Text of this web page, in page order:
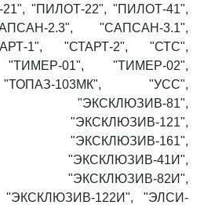
"ПИЛОТ-22", "ПИЛОТ-41",
2.3", "САПСАН-3.1",
1", "СТАРТ-2", "СТС",
01", "ТИМЕР-02",
103МК", "УСС",
"ЭКСКЛЮЗИВ-81",
"ЭКСКЛЮЗИВ-121",
"ЭКСКЛЮЗИВ-161",
"ЭКСКЛЮЗИВ-41И",
"ЭКСКЛЮЗИВ-82И",
"ЭКСКЛЮЗИВ-122И", "ЭЛСИ-